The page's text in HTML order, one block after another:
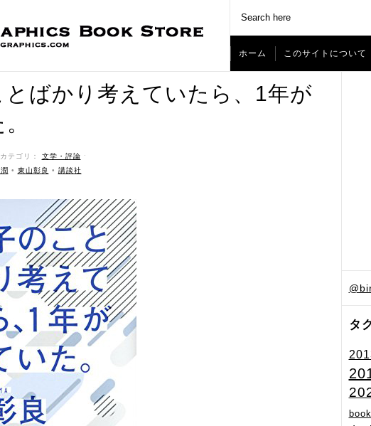
ホーム このサイトについて
タ
ばかり考えていたら、1年が
テゴリ： 文学・評論 ˑ
• 東山彰良 • 講談社